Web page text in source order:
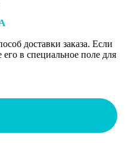
доставки заказа. Если
его в специальное поле для